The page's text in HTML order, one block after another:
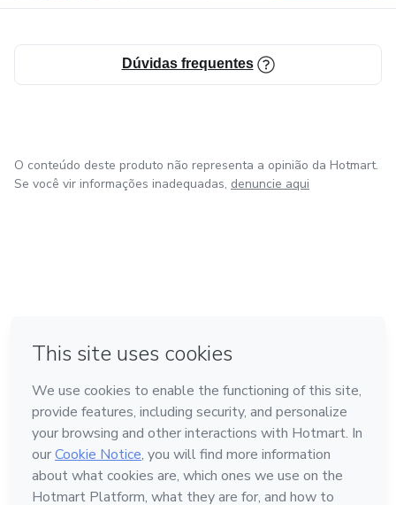
Dúvidas frequentes
O conteúdo deste produto não representa a opinião da Hotmart.
Se você vir informações inadequadas, denuncie aqui
Feito com ❤ na Cidade do México
Conheça a Hotmart
Idioma